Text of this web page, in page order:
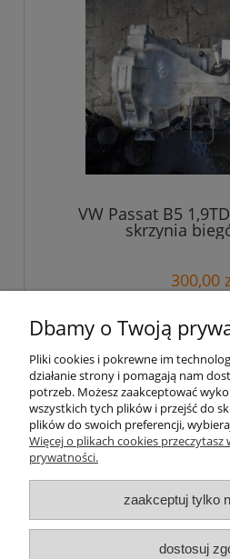
VW Passat B5
skrzynia
300,00
do
Pomoc
Płatności i
Moje
Dbamy o Twoją
Pliki cookies i pokrewne im
działanie strony i pomagają nam
potrzeb. Możesz zaakceptować
wszystkich tych plików i przejść do
plików do swoich preferencji,
Więcej o plikach cookies przeczytasz
prywatności.
zaakceptuj tylko
dostosuj